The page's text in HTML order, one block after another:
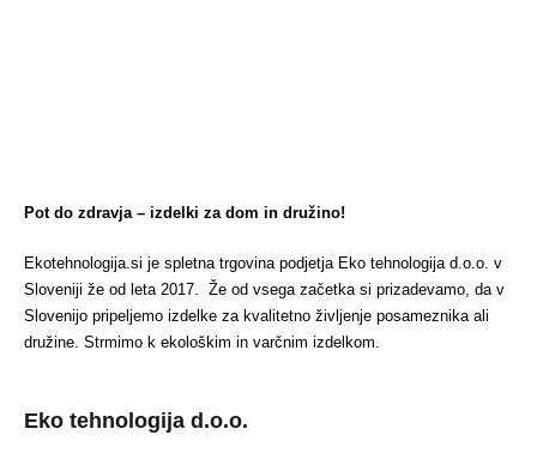
Pot do zdravja – izdelki za dom in družino!
Ekotehnologija.si je spletna trgovina podjetja Eko tehnologija d.o.o. v
Sloveniji že od leta 2017. Že od vsega začetka si prizadevamo, da v
Slovenijo pripeljemo izdelke za kvalitetno življenje posameznika ali
družine. Strmimo k ekološkim in varčnim izdelkom.
Eko tehnologija d.o.o.